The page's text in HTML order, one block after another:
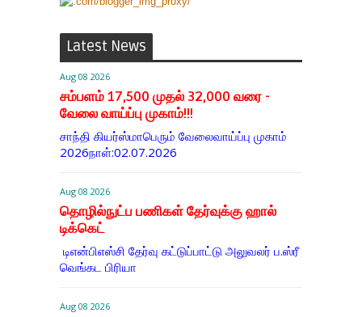
Latest News
Aug 08 2026
சம்பளம் 17,500 முதல் 32,000 வரை -
வேலை வாய்ப்பு முகாம்!!!
சாந்தி கியர்ஸ்மாபெரும் வேலைவாய்ப்பு முகாம்
2026நாள்:02.07.2026
Aug 08 2026
தொழில்நுட்ப பணிகள் தேர்வுக்கு ஹால் ​
டிக்கெட்
டிஎன்​பிஎஸ்சி தேர்வு கட்​டுப்​பாட்டு அலு​வலர் ப.ஸ்ரீ
வெங்கட பிரியா
Aug 08 2026